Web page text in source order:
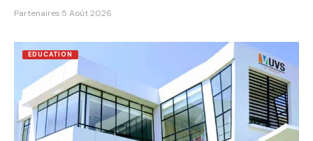
Partenaires·5 Août 2026
EDUCATION